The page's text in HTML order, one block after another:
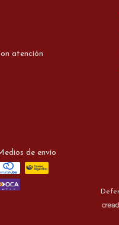
atención
de envío